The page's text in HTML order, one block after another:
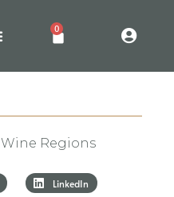
0
Wine Regions
LinkedIn